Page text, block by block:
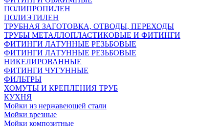
ПОЛИПРОПИЛЕН
ПОЛИЭТИЛЕН
ТРУБНАЯ ЗАГОТОВКА, ОТВОДЫ, ПЕРЕХОДЫ
ТРУБЫ МЕТАЛЛОПЛАСТИКОВЫЕ И ФИТИНГИ
ФИТИНГИ ЛАТУННЫЕ РЕЗЬБОВЫЕ
ФИТИНГИ ЛАТУННЫЕ РЕЗЬБОВЫЕ
НИКЕЛИРОВАННЫЕ
ФИТИНГИ ЧУГУННЫЕ
ФИЛЬТРЫ
ХОМУТЫ И КРЕПЛЕНИЯ ТРУБ
КУХНЯ
Мойки из нержавеющей стали
Мойки врезные
Мойки композитные